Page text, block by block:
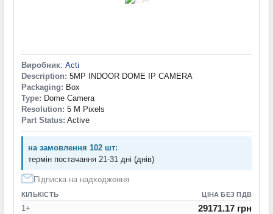
Виробник: Acti
Description: 5MP INDOOR DOME IP CAMERA
Packaging: Box
Type: Dome Camera
Resolution: 5 M Pixels
Part Status: Active
на замовлення 102 шт:
термін постачання 21-31 дні (днів)
Підписка на надходження
КІЛЬКІСТЬ ЦІНА БЕЗ ПДВ
1+ 29171.17 грн